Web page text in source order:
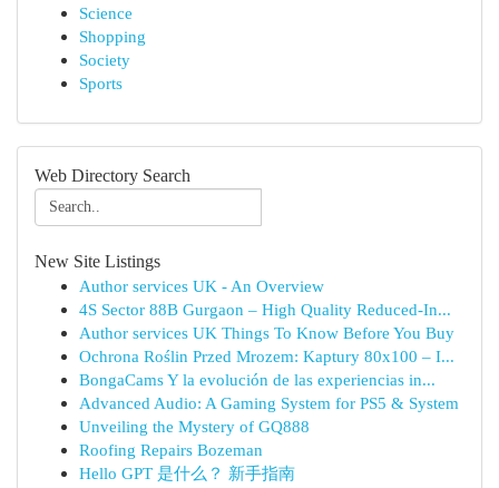
Science
Shopping
Society
Sports
Web Directory Search
New Site Listings
Author services UK - An Overview
4S Sector 88B Gurgaon – High Quality Reduced-In...
Author services UK Things To Know Before You Buy
Ochrona Roślin Przed Mrozem: Kaptury 80x100 – I...
BongaCams Y la evolución de las experiencias in...
Advanced Audio: A Gaming System for PS5 & System
Unveiling the Mystery of GQ888
Roofing Repairs Bozeman
Hello GPT 是什么？ 新手指南